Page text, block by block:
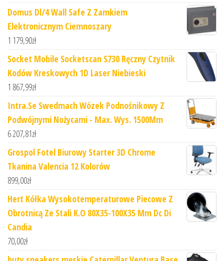
Domus Dl/4 Wall Safe Z Zamkiem
Elektronicznym Ciemnoszary
1 179,90zł
Socket Mobile Socketscan S730 Ręczny Czytnik
Kodów Kreskowych 1D Laser Niebieski
1 867,99zł
Intra.Se Swedmach Wózek Podnośnikowy Z
Podwójnymi Nożycami - Max. Wys. 1500Mm
6 207,81zł
Grospol Fotel Biurowy Starter 3D Chrome
Tkanina Valencia 12 Kolorów
899,00zł
Hert Kółka Wysokotemperaturowe Piecowe Z
Obrotnicą Ze Stali K.O 80X35-100X35 Mm Dc Di
Candia
70,00zł